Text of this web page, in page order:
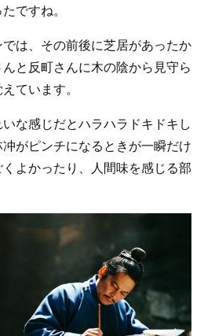
ですね。
は、その前後に芝居があったか
と反町さんに木の陰から見守ら
ています。
な感じだとハラハラドキドキし
がピンチになるときが一瞬だけ
よかったり、人間味を感じる部